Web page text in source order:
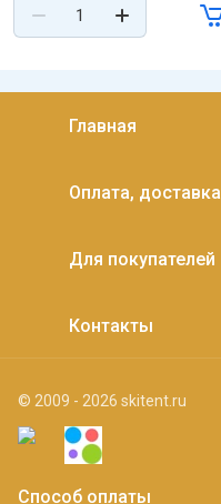
Главная
Оплата, доставка
Для покупателей
Контакты
© 2009 - 2026 skitent.ru
Способ оплаты